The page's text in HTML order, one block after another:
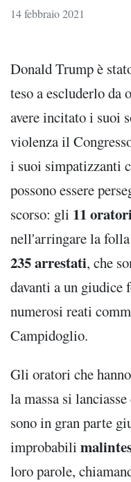
14 febbraio 2021
Donald Trump è
teso a escluderlo da
avere incitato i suoi
violenza il
i suoi simpatizzanti
possono essere
scorso: gli 11
nell'arringare la
235 arrestati, che
davanti a un giudice
numerosi reati
Campidoglio.
Gli oratori che
la massa si
sono in gran parte
improbabili
loro parole,